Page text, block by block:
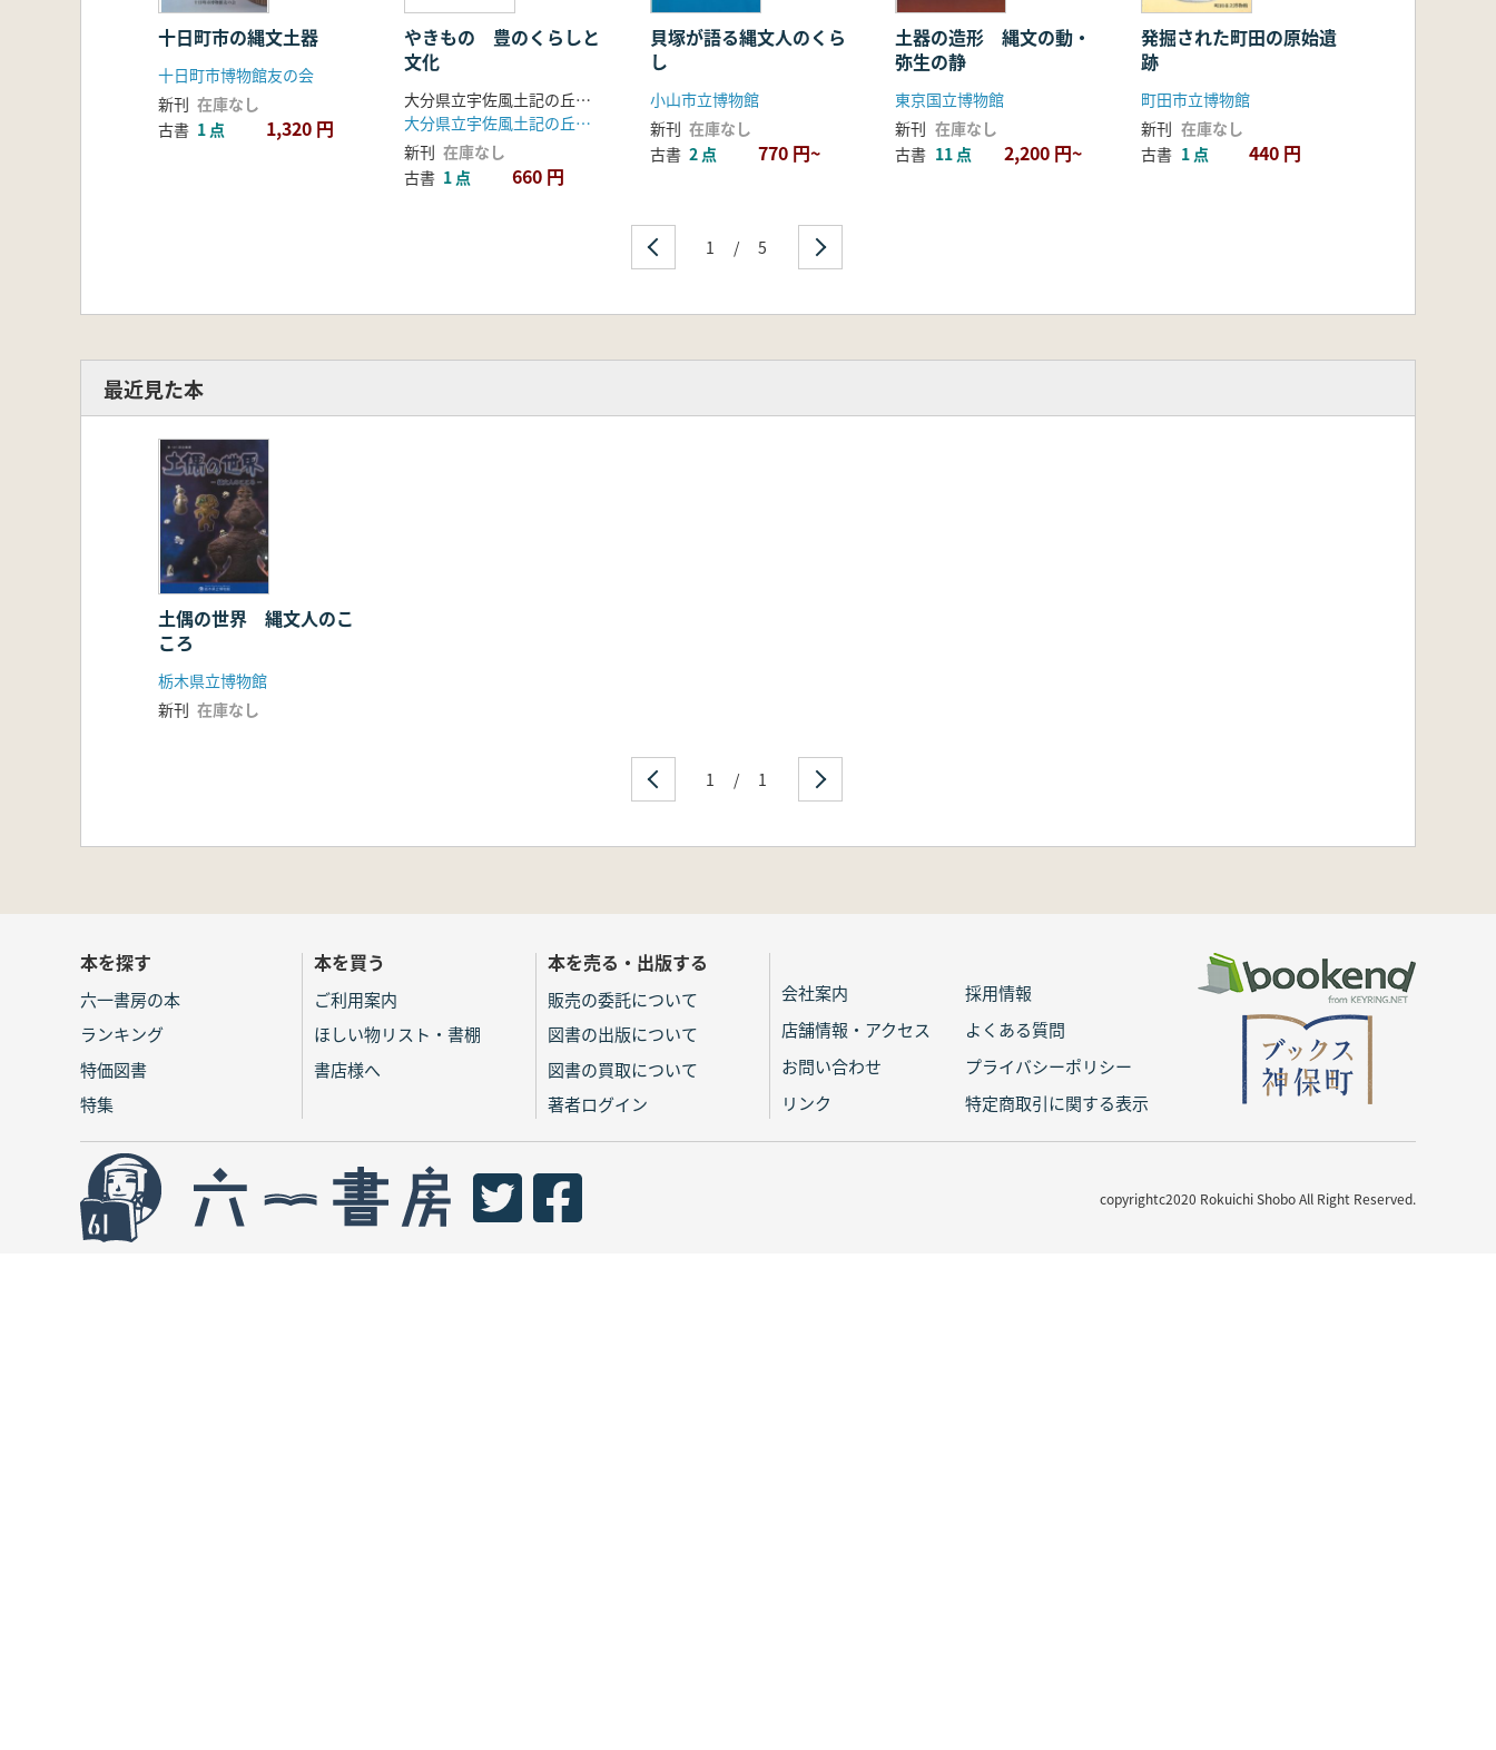
十日町市の縄文土器
十日町市博物館友の会
新刊 在庫なし
古書 1 点 1,320 円
やきもの 豊のくらしと
文化
大分県立宇佐風土記の丘歴史民俗資料館 編
大分県立宇佐風土記の丘歴史民俗資料館
新刊 在庫なし
古書 1 点 660 円
貝塚が語る縄文人のくら
し
小山市立博物館
新刊 在庫なし
古書 2 点 770 円~
土器の造形 縄文の動・
弥生の静
東京国立博物館
新刊 在庫なし
古書 11 点 2,200 円~
発掘された町田の原始遺
跡
町田市立博物館
新刊 在庫なし
古書 1 点 440 円
1 / 5
最近見た本
土偶の世界 縄文人のこ
ころ
栃木県立博物館
新刊 在庫なし
1 / 1
本を探す
六一書房の本
ランキング
特価図書
特集
本を買う
ご利用案内
ほしい物リスト・書棚
書店様へ
本を売る・出版する
販売の委託について
図書の出版について
図書の買取について
著者ログイン
会社案内
採用情報
店舗情報・アクセス
よくある質問
お問い合わせ
プライバシーポリシー
リンク
特定商取引に関する表示
copyrightc2020 Rokuichi Shobo All Right Reserved.